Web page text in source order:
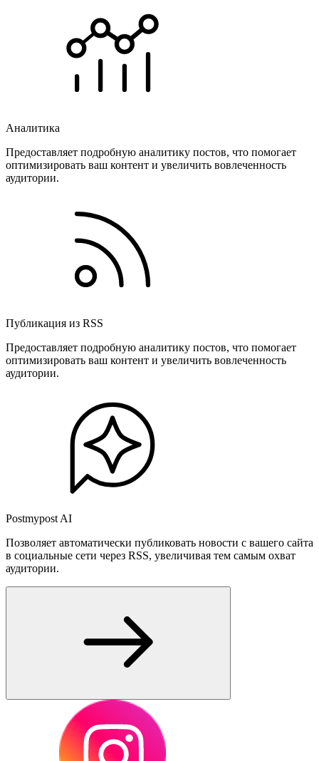
Аналитика
Предоставляет подробную аналитику постов, что помогает
оптимизировать ваш контент и увеличить вовлеченность
аудитории.
Публикация из RSS
Предоставляет подробную аналитику постов, что помогает
оптимизировать ваш контент и увеличить вовлеченность
аудитории.
Postmypost AI
Позволяет автоматически публиковать новости с вашего сайта
в социальные сети через RSS, увеличивая тем самым охват
аудитории.